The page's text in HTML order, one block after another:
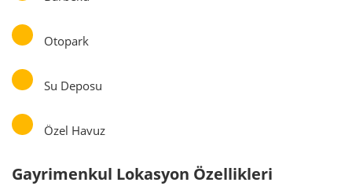
Otopark
Su Deposu
Özel Havuz
Gayrimenkul Lokasyon Özellikleri